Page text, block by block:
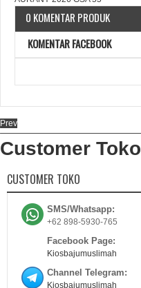
0 KOMENTAR PRODUK
KOMENTAR FACEBOOK
Prev
Customer Toko
CUSTOMER TOKO
SMS/Whatsapp:
+62 898-5930-765
Facebook Page:
Kiosbajumuslimah
Channel Telegram:
Kiosbajumuslimah